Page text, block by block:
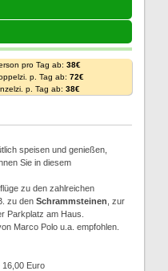
pro Tag ab: 38€
p. Tag ab: 72€
p. Tag ab: 38€
speisen und genießen,
Sie in diesem
zu den zahlreichen
zu den Schrammsteinen , zur
Parkplatz am Haus.
Marco Polo u.a. empfohlen.
16,00 Euro